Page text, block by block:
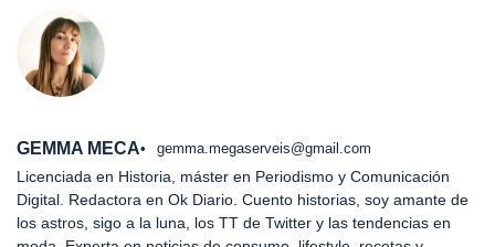
GEMMA MECA gemma.megaserveis@gmail.com
Licenciada en Historia, máster en Periodismo y Comunicación
Digital. Redactora en Ok Diario. Cuento historias, soy amante de
los astros, sigo a la luna, los TT de Twitter y las tendencias en